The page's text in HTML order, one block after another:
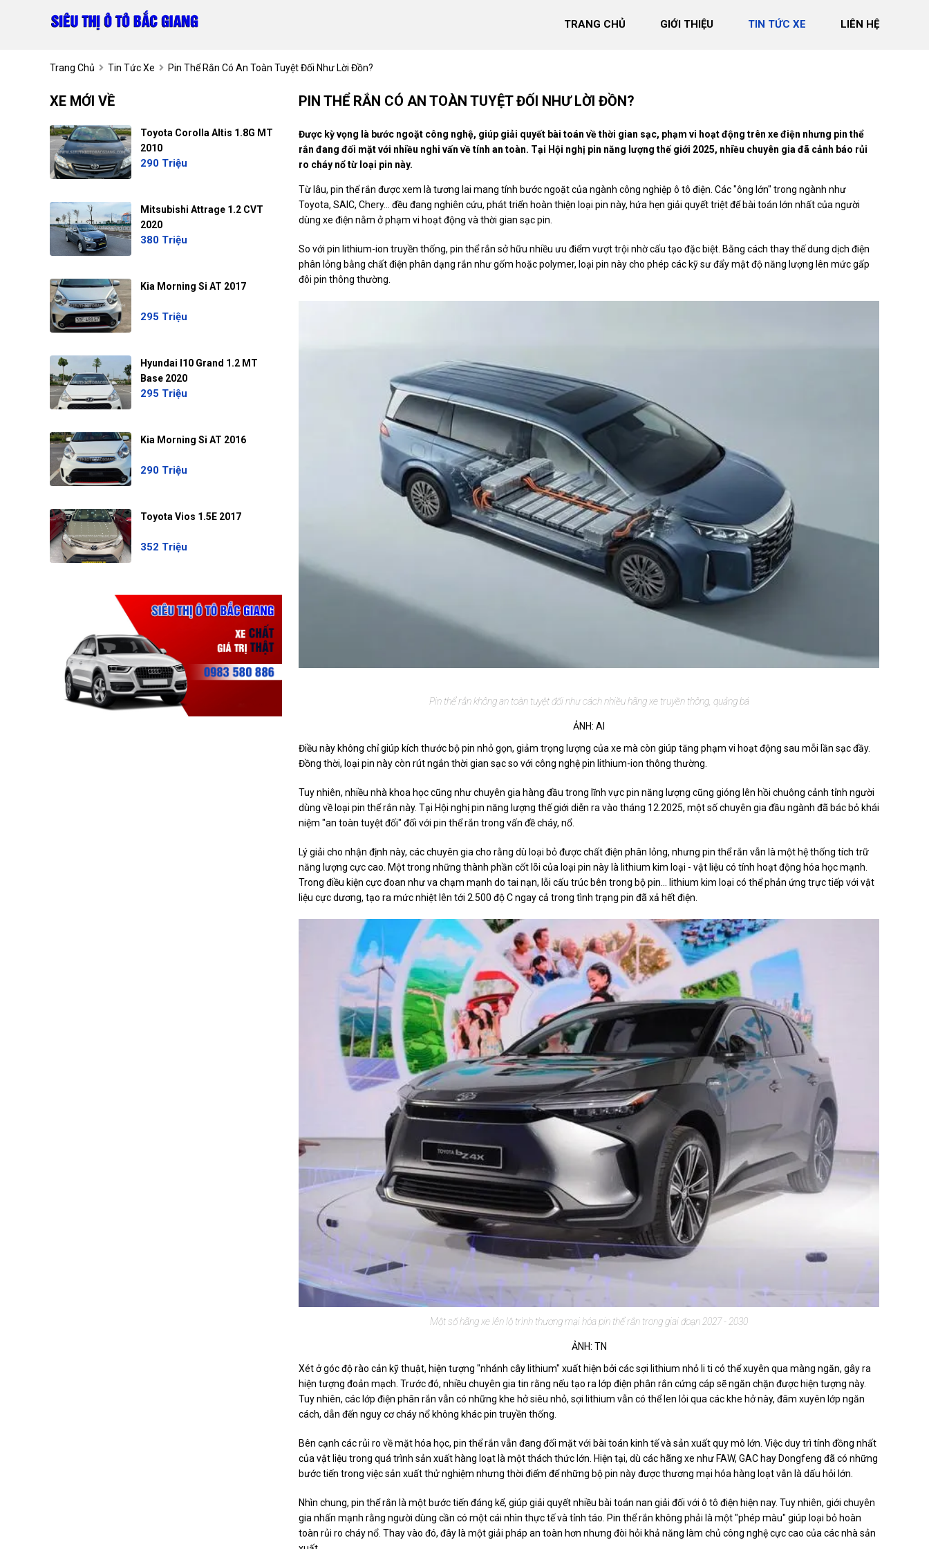
TRANG CHỦ GIỚI THIỆU TIN TỨC XE LIÊN HỆ
Trang Chủ Tin Tức Xe Pin Thể Rắn Có An Toàn Tuyệt Đối Như Lời Đồn?
PIN THỂ RẮN CÓ AN TOÀN TUYỆT ĐỐI NHƯ LỜI ĐỒN?
Được kỳ vọng là bước ngoặt công nghệ, giúp giải quyết bài toán về thời gian sạc, phạm vi hoạt động trên xe điện nhưng pin thể
rắn đang đối mặt với nhiều nghi vấn về tính an toàn. Tại Hội nghị pin năng lượng thế giới 2025, nhiều chuyên gia đã cảnh báo rủi
ro cháy nổ từ loại pin này.
Từ lâu, pin thể rắn được xem là tương lai mang tính bước ngoặt của ngành công nghiệp ô tô điện. Các "ông lớn" trong ngành như
Toyota, SAIC, Chery... đều đang nghiên cứu, phát triển hoàn thiện loại pin này, hứa hẹn giải quyết triệt để bài toán lớn nhất của người
dùng xe điện nằm ở phạm vi hoạt động và thời gian sạc pin.
So với pin lithium-ion truyền thống, pin thể rắn sở hữu nhiều ưu điểm vượt trội nhờ cấu tạo đặc biệt. Bằng cách thay thế dung dịch điện
phân lỏng bằng chất điện phân dạng rắn như gốm hoặc polymer, loại pin này cho phép các kỹ sư đẩy mật độ năng lượng lên mức gấp
đôi pin thông thường.
Pin thể rắn không an toàn tuyệt đối như cách nhiều hãng xe truyền thông, quảng bá
ẢNH: AI
Điều này không chỉ giúp kích thước bộ pin nhỏ gọn, giảm trọng lượng của xe mà còn giúp tăng phạm vi hoạt động sau mỗi lần sạc đầy.
Đồng thời, loại pin này còn rút ngắn thời gian sạc so với công nghệ pin lithium-ion thông thường.
Tuy nhiên, nhiều nhà khoa học cũng như chuyên gia hàng đầu trong lĩnh vực pin năng lượng cũng gióng lên hồi chuông cảnh tỉnh người
dùng về loại pin thể rắn này. Tại Hội nghị pin năng lượng thế giới diễn ra vào tháng 12.2025, một số chuyên gia đầu ngành đã bác bỏ khái
niệm "an toàn tuyệt đối" đối với pin thể rắn trong vấn đề cháy, nổ.
Lý giải cho nhận định này, các chuyên gia cho rằng dù loại bỏ được chất điện phân lỏng, nhưng pin thể rắn vẫn là một hệ thống tích trữ
năng lượng cực cao. Một trong những thành phần cốt lõi của loại pin này là lithium kim loại - vật liệu có tính hoạt động hóa học mạnh.
Trong điều kiện cực đoan như va chạm mạnh do tai nạn, lỗi cấu trúc bên trong bộ pin... lithium kim loại có thể phản ứng trực tiếp với vật
liệu cực dương, tạo ra mức nhiệt lên tới 2.500 độ C ngay cả trong tình trạng pin đã xả hết điện.
Một số hãng xe lên lộ trình thương mại hóa pin thể rắn trong giai đoạn 2027 - 2030
ẢNH: TN
Xét ở góc độ rào cản kỹ thuật, hiện tượng "nhánh cây lithium" xuất hiện bởi các sợi lithium nhỏ li ti có thể xuyên qua màng ngăn, gây ra
hiện tượng đoản mạch. Trước đó, nhiều chuyên gia tin rằng nếu tạo ra lớp điện phân rắn cứng cáp sẽ ngăn chặn được hiện tượng này.
Tuy nhiên, các lớp điện phân rắn vẫn có những khe hở siêu nhỏ, sợi lithium vẫn có thể len lỏi qua các khe hở này, đâm xuyên lớp ngăn
cách, dẫn đến nguy cơ cháy nổ không khác pin truyền thống.
Bên cạnh các rủi ro về mặt hóa học, pin thể rắn vẫn đang đối mặt với bài toán kinh tế và sản xuất quy mô lớn. Việc duy trì tính đồng nhất
của vật liệu trong quá trình sản xuất hàng loạt là một thách thức lớn. Hiện tại, dù các hãng xe như FAW, GAC hay Dongfeng đã có những
bước tiến trong việc sản xuất thử nghiệm nhưng thời điểm để những bộ pin này được thương mại hóa hàng loạt vẫn là dấu hỏi lớn.
Nhìn chung, pin thể rắn là một bước tiến đáng kể, giúp giải quyết nhiều bài toán nan giải đối với ô tô điện hiện nay. Tuy nhiên, giới chuyên
gia nhấn mạnh rằng người dùng cần có một cái nhìn thực tế và tỉnh táo. Pin thể rắn không phải là một "phép màu" giúp loại bỏ hoàn
toàn rủi ro cháy nổ. Thay vào đó, đây là một giải pháp an toàn hơn nhưng đòi hỏi khả năng làm chủ công nghệ cực cao của các nhà sản
XE MỚI VỀ
Toyota Corolla Altis 1.8G MT
2010
290 Triệu
Mitsubishi Attrage 1.2 CVT
2020
380 Triệu
Kia Morning Si AT 2017
295 Triệu
Hyundai I10 Grand 1.2 MT
Base 2020
295 Triệu
Kia Morning Si AT 2016
290 Triệu
Toyota Vios 1.5E 2017
352 Triệu